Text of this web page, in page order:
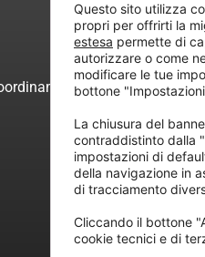
di “Project
Questo sito utilizza
propri per offrirti la
estesa permette di
autorizzare o come
modificare le tue
bottone
La chiusura del
contraddistinto dalla
impostazioni di
della navigazione in
di tracciamento
Cliccando il bottone
cookie tecnici e di